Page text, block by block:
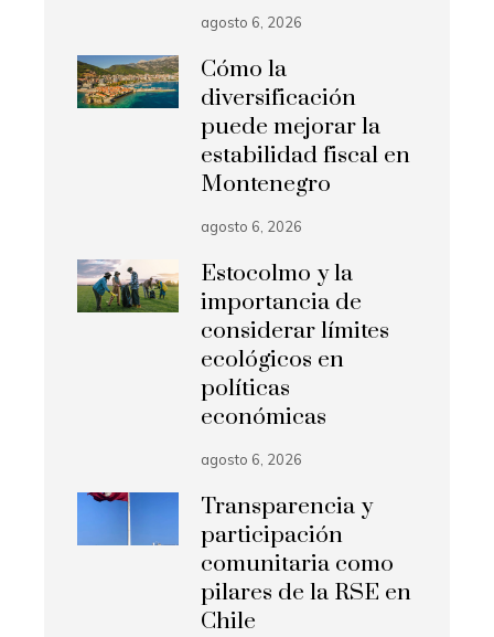
agosto 6, 2026
Cómo la
diversificación
puede mejorar la
estabilidad fiscal en
Montenegro
agosto 6, 2026
Estocolmo y la
importancia de
considerar límites
ecológicos en
políticas
económicas
agosto 6, 2026
Transparencia y
participación
comunitaria como
pilares de la RSE en
Chile